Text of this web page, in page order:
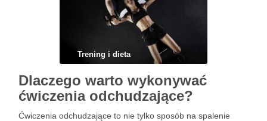
Trening i dieta
Dlaczego warto wykonywać
ćwiczenia odchudzające?
Ćwiczenia odchudzające to nie tylko sposób na spalenie